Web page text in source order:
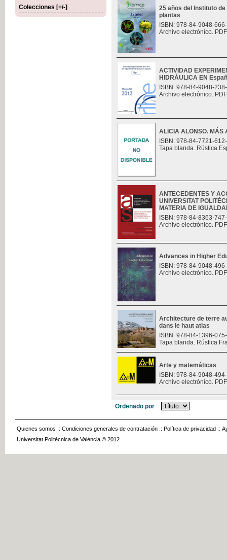
Colecciones [+/-]
25 años del Instituto
plantas
ISBN: 978-84-9048-
Archivo electrónico.
ACTIVIDAD
HIDRÁULICA EN
ISBN: 978-84-9048-
Archivo electrónico.
ALICIA ALONSO. MÁS
ISBN: 978-84-7721-
Tapa blanda. Rústica
ANTECEDENTES Y
UNIVERSITAT
MATERIA DE
ISBN: 978-84-8363-
Archivo electrónico.
Advances in Higher
ISBN: 978-84-9048-
Archivo electrónico.
Architecture de terre
dans le haut atlas
ISBN: 978-84-1396-
Tapa blanda. Rústica
Arte y matemáticas
ISBN: 978-84-9048-
Archivo electrónico.
Ordenado por
Quienes somos :: Condiciones generales de contratación :: Política de privacidad ::
Universitat Politècnica de València © 2012